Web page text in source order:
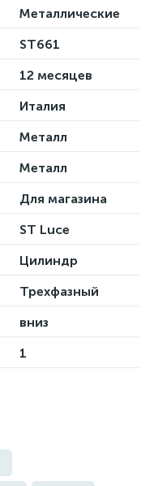
Металлические
ST661
12 месяцев
Италия
Металл
Металл
Для магазина
ST Luce
Цилиндр
Трехфазный
вниз
1